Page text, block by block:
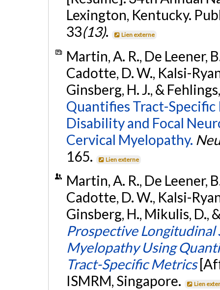
Lexington, Kentucky.
33(13). Lien externe
Martin, A. R., De Leener,
Cadotte, D. W., Kalsi-
Ginsberg, H. J., &
Quantifies Tract-
Disability and Focal
Cervical Myelopathy.
165.
Lien externe
Martin, A. R., De Leener,
Cadotte, D. W., Kalsi-
Ginsberg, H., Mikulis, D.,
Prospective
Myelopathy Using
Tract-Specific Metrics
ISMRM, Singapore.
Lien